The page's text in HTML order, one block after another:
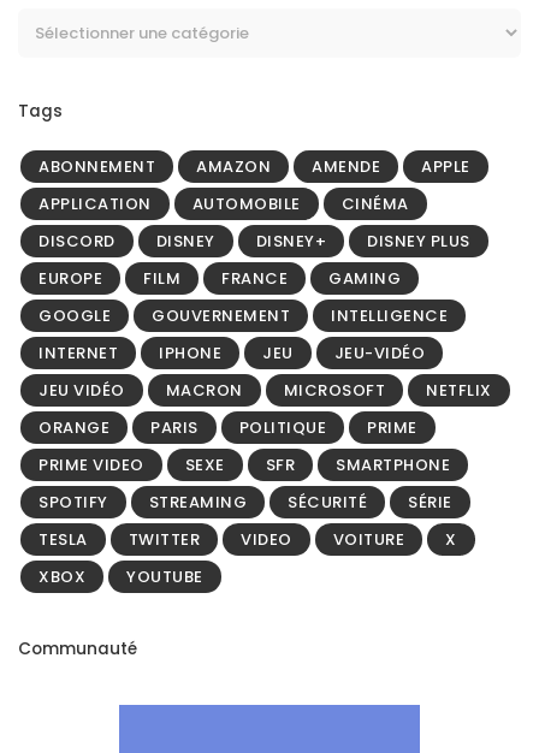
Tags
ABONNEMENT AMAZON AMENDE
APPLE
APPLICATION
AUTOMOBILE
CINÉMA
DISCORD
DISNEY DISNEY+
DISNEY PLUS
EUROPE
FILM FRANCE
GAMING
GOOGLE
GOUVERNEMENT
INTELLIGENCE
INTERNET
IPHONE JEU
JEU-VIDÉO
JEU VIDÉO
MACRON MICROSOFT
NETFLIX
ORANGE
PARIS POLITIQUE
PRIME
PRIME VIDEO
SEXE SFR
SMARTPHONE
SPOTIFY
STREAMING SÉCURITÉ
SÉRIE
TESLA
TWITTER VIDEO VOITURE
X
XBOX
YOUTUBE
Communauté